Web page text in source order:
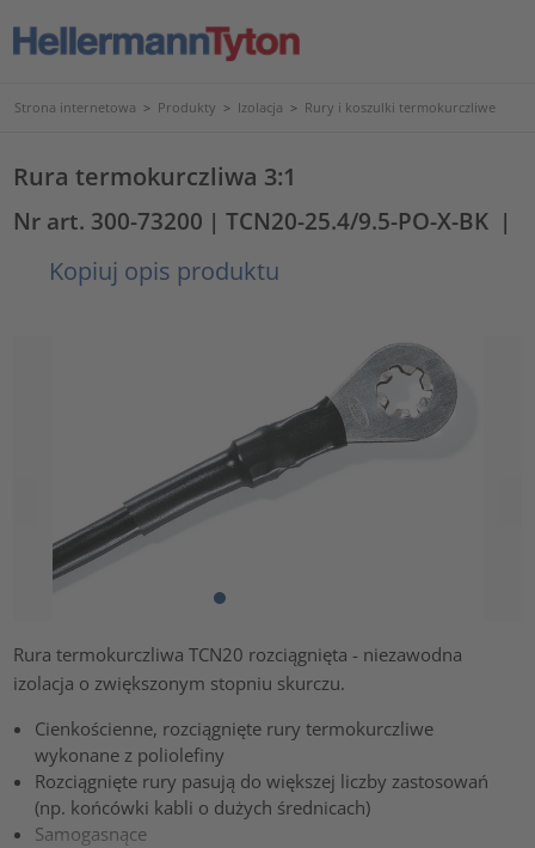
Strona internetowa > Produkty > Izolacja > Rury i koszulki termokurczliwe
Rura termokurczliwa 3:1
Nr art. 300-73200 | TCN20-25.4/9.5-PO-X-BK |
Kopiuj opis produktu
Rura termokurczliwa TCN20 rozciągnięta - niezawodna
izolacja o zwiększonym stopniu skurczu.
Cienkościenne, rozciągnięte rury termokurczliwe
wykonane z poliolefiny
Rozciągnięte rury pasują do większej liczby zastosowań
(np. końcówki kabli o dużych średnicach)
Samogasnące